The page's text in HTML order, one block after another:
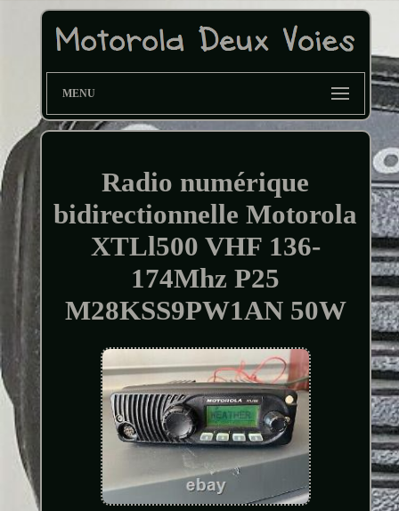
MENU
Radio numérique
bidirectionnelle Motorola
XTLl500 VHF 136-
174Mhz P25
M28KSS9PW1AN 50W